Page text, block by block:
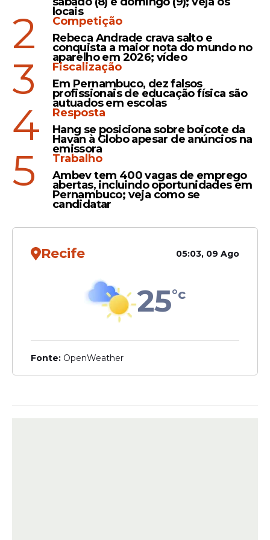
Leia Também
Oportunidade
TRE-PE abre seleção para
estágio de nível superior
com bolsa de R$ 1,1 mil;
veja como se inscrever
Oportunidade
Seleção do Governo de
integrais tem inscrições
locais
2
Competição
Rebeca Andrade crava salto e
conquista a maior nota do mundo no
aparelho em 2026; vídeo
3
Fiscalização
Em Pernambuco, dez falsos
profissionais de educação física são
autuados em escolas
4
Resposta
Hang se posiciona sobre boicote da
Havan à Globo apesar de anúncios na
emissora
5
Trabalho
Ambev tem 400 vagas de emprego
abertas, incluindo oportunidades em
Pernambuco; veja como se
candidatar
Recife 05:03, 09 Ago
25°c
Fonte: OpenWeather